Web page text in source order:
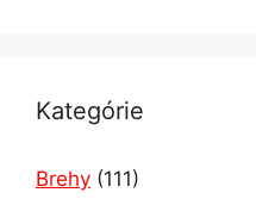
Kategórie
Brehy (111)